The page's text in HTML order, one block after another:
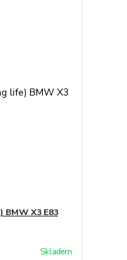
BMW X3 E83
Skladem